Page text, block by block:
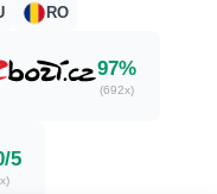
RO
97%
(692x)
5